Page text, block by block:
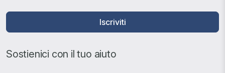
Iscriviti
Sostienici con il tuo aiuto